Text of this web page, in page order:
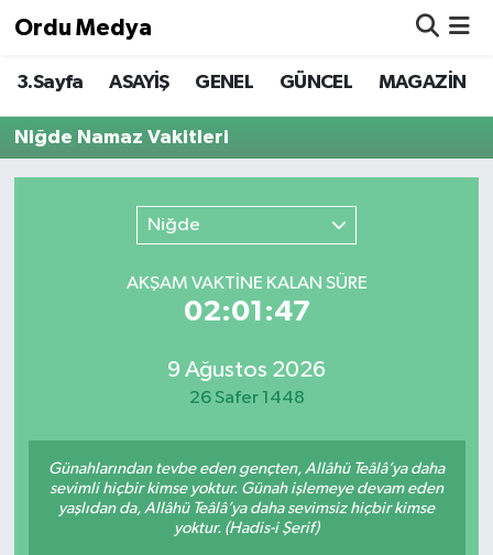
Ordu Medya
3.Sayfa ASAYİŞ GENEL GÜNCEL MAGAZİN
Niğde Namaz Vakitleri
Niğde
AKŞAM VAKTİNE KALAN SÜRE
02:01:47
9 Ağustos 2026
26 Safer 1448
Günahlarından tevbe eden gençten, Allâhü Teâlâ’ya daha
sevimli hiçbir kimse yoktur. Günah işlemeye devam eden
yaşlıdan da, Allâhü Teâlâ’ya daha sevimsiz hiçbir kimse
yoktur. (Hadis-i Şerif)
ASAYİŞ
Basketbol
GÜNCEL
Nöbetçi Eczaneler
Hava Durumu
Süper Lig Puan Durumu ve Fikstür
Tüm Manşetler
Haber Arşivi